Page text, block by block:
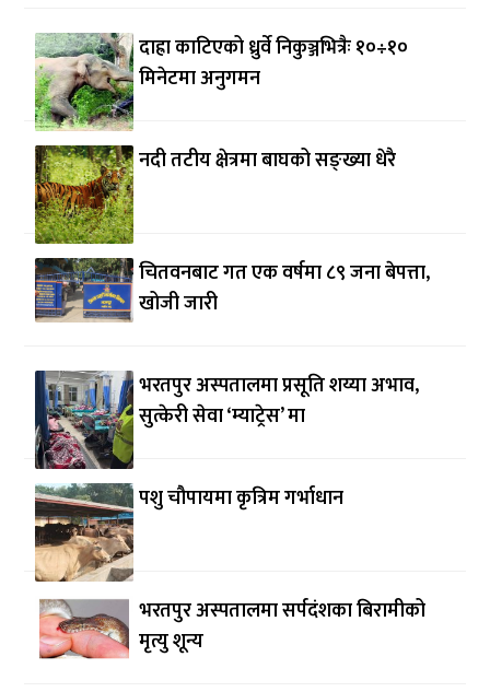
दाह्रा काटिएको ध्रुर्वे निकुञ्जभित्रैः १०÷१०
मिनेटमा अनुगमन
नदी तटीय क्षेत्रमा बाघको सङ्ख्या धेरै
चितवनबाट गत एक वर्षमा ८९ जना बेपत्ता,
खोजी जारी
भरतपुर अस्पतालमा प्रसूति शय्या अभाव,
सुत्केरी सेवा ‘म्याट्रेस’ मा
पशु चौपायमा कृत्रिम गर्भाधान
भरतपुर अस्पतालमा सर्पदंशका बिरामीको
मृत्यु शून्य